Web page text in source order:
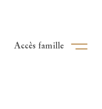
Accès famille